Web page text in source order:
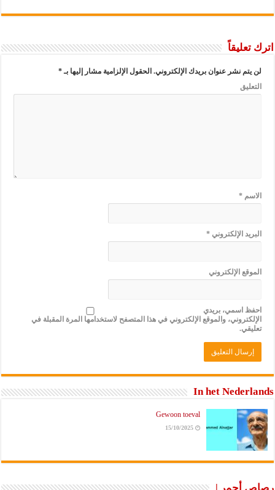
اترك تعليقاً
لن يتم نشر عنوان بريدك الإلكتروني. الحقول الإلزامية مشار إليها بـ*
التعليق
الاسم*
البريد الإلكتروني*
الموقع الإلكتروني
احفظ اسمي، بريدي
الإلكتروني، والموقع الإلكتروني في هذا المتصفح لاستخدامها المرة المقبلة في
تعليقي.
In het Nederlands
Gewoon toeval
15/10/2025